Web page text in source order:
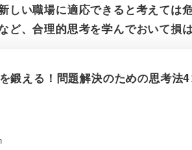
しい職場に適応できると考えては
ど、合理的思考を学んでおいて損
鍛える！問題解決のための思考